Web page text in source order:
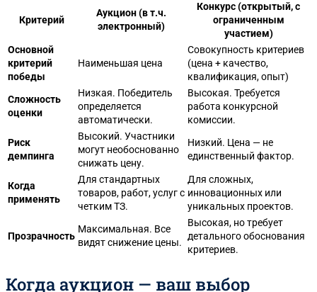
Критерий
Аукцион (в т.ч.
электронный)
Конкурс (открытый, с
ограниченным
участием)
Основной
критерий
победы
Наименьшая цена
Совокупность критериев
(цена + качество,
квалификация, опыт)
Сложность
оценки
Низкая. Победитель
определяется
автоматически.
Высокая. Требуется
работа конкурсной
комиссии.
Риск
демпинга
Высокий. Участники
могут необоснованно
снижать цену.
Низкий. Цена — не
единственный фактор.
Когда
применять
Для стандартных
товаров, работ, услуг с
четким ТЗ.
Для сложных,
инновационных или
уникальных проектов.
Прозрачность
Максимальная. Все
видят снижение цены.
Высокая, но требует
детального обоснования
критериев.
Когда аукцион — ваш выбор